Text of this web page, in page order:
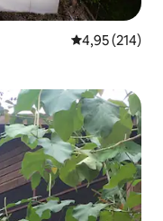
Classificação
4,95 (214)